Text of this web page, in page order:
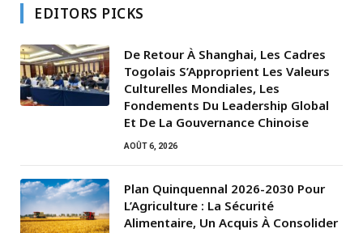
EDITORS PICKS
De Retour À Shanghai, Les Cadres
Togolais S’Approprient Les Valeurs
Culturelles Mondiales, Les
Fondements Du Leadership Global
Et De La Gouvernance Chinoise
AOÛT 6, 2026
Plan Quinquennal 2026-2030 Pour
L’Agriculture : La Sécurité
Alimentaire, Un Acquis À Consolider